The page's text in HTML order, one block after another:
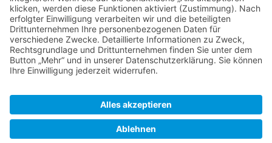
Unsere Öffnungszeiten
Montag bis Samstag:
10:00 Uhr – 19:00 Uhr
Pflichtangaben
Impressum
Datenschutzerklärung
Kontakt